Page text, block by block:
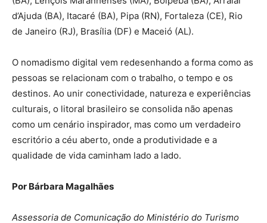
d’Ajuda (BA), Itacaré (BA), Pipa (RN), Fortaleza (CE), Rio
de Janeiro (RJ), Brasília (DF) e Maceió (AL).
O nomadismo digital vem redesenhando a forma como as
pessoas se relacionam com o trabalho, o tempo e os
destinos. Ao unir conectividade, natureza e experiências
culturais, o litoral brasileiro se consolida não apenas
como um cenário inspirador, mas como um verdadeiro
escritório a céu aberto, onde a produtividade e a
qualidade de vida caminham lado a lado.
Por Bárbara Magalhães
Assessoria de Comunicação do Ministério do Turismo